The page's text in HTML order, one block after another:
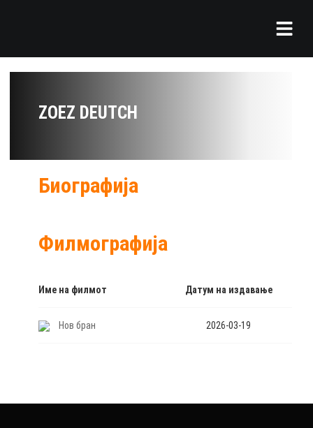
ZOEZ DEUTCH
Биографија
Филмографија
Име на филмот Датум на издавање
Нов бран 2026-03-19